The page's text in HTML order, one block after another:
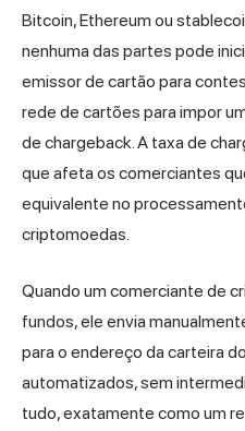
Bitcoin, Ethereum ou
nenhuma das partes pode
emissor de cartão para
rede de cartões para impor
de chargeback. A taxa de
que afeta os comerciantes
equivalente no
criptomoedas.
Quando um comerciante de
fundos, ele envia
para o endereço da carteira
automatizados, sem
tudo, exatamente como um